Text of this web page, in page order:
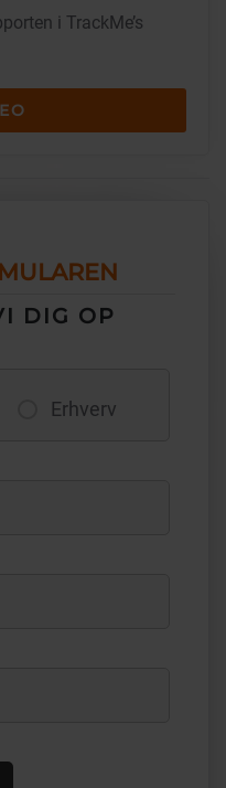
i TrackMe’s
DIG OP
Erhverv